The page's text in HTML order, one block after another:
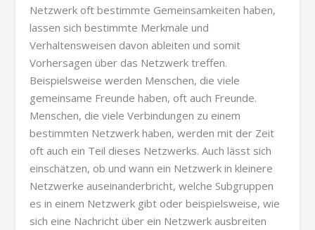
Netzwerk oft bestimmte Gemeinsamkeiten haben,
lassen sich bestimmte Merkmale und
Verhaltensweisen davon ableiten und somit
Vorhersagen über das Netzwerk treffen.
Beispielsweise werden Menschen, die viele
gemeinsame Freunde haben, oft auch Freunde.
Menschen, die viele Verbindungen zu einem
bestimmten Netzwerk haben, werden mit der Zeit
oft auch ein Teil dieses Netzwerks. Auch lässt sich
einschätzen, ob und wann ein Netzwerk in kleinere
Netzwerke auseinanderbricht, welche Subgruppen
es in einem Netzwerk gibt oder beispielsweise, wie
sich eine Nachricht über ein Netzwerk ausbreiten